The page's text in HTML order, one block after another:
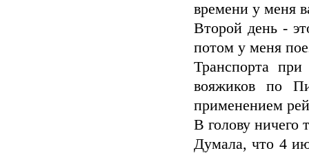
времени у меня
Второй день -
потом у меня
Транспорта
вояжиков по
применением
В голову ничего
Думала, что 4